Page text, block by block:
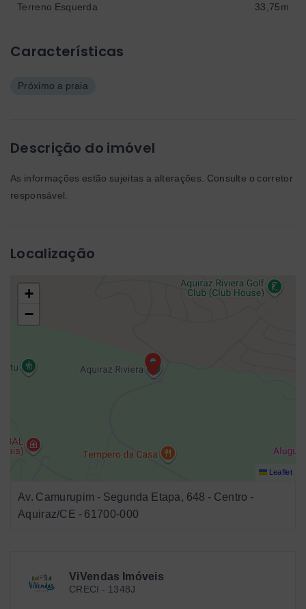
ViVendas Imóveis
CRECI - 1348J
Características
Próximo a praia
Descrição do imóvel
As informações estão sujeitas a alterações. Consulte o corretor
responsável.
Localização
+
−
Leaflet
Av. Camurupim - Segunda Etapa, 648 - Centro -
Aquiraz/CE - 61700-000
Terreno Esquerda 33,75m